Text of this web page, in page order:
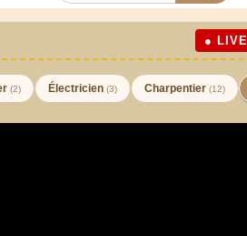
● LIVE
(2) Électricien (3) Charpentier (12)